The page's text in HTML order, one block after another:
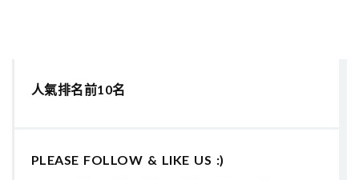
人氣排名前10名
PLEASE FOLLOW & LIKE US :)